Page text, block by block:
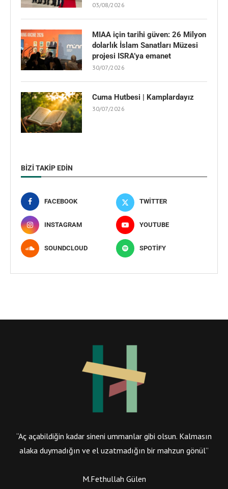
03/08/2026
MIAA için tarihi güven: 26 Milyon
dolarlık İslam Sanatları Müzesi
projesi ISRA’ya emanet
30/07/2026
Cuma Hutbesi | Kamplardayız
30/07/2026
BIZI TAKIP EDIN
FACEBOOK TWITTER
INSTAGRAM YOUTUBE
SOUNDCLOUD SPOTIFY
“Aç açabildiğin kadar sineni ummanlar gibi olsun. Kalmasın
alaka duymadığın ve el uzatmadığın bir mahzun gönül”
M.Fethullah Gülen